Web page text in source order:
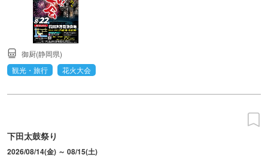
御厨(静岡県)
観光・旅行
花火大会
下田太鼓祭り
2026/08/14(金) ～ 08/15(土)